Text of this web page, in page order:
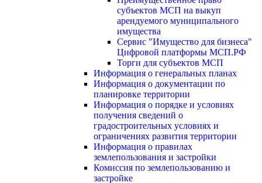
субъектов МСП на выкуп
арендуемого муниципального
имущества
Сервис "Имущество для бизнеса"
Цифровой платформы МСП.РФ
Торги для субъектов МСП
Информация о генеральных планах
Информация о документации по
планировке территории
Информация о порядке и условиях
получения сведений о
градостроительных условиях и
ограничениях развития территории
Информация о правилах
землепользования и застройки
Комиссия по землепользованию и
застройке